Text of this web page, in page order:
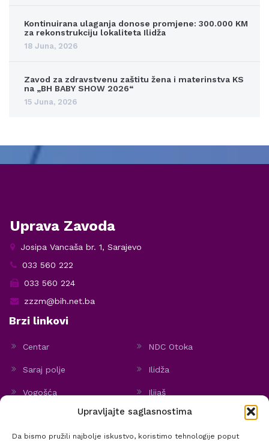
Upravljajte saglasnostima
Da bismo pružili najbolje iskustvo, koristimo tehnologije poput
Kontinuirana ulaganja donose promjene: 300.000 KM
za rekonstrukciju lokaliteta Ilidža
18 Juna, 2026
Zavod za zdravstvenu zaštitu žena i materinstva KS
na „BH BABY SHOW 2026“
15 Juna, 2026
Uprava Zavoda
Josipa Vancaša br. 1, Sarajevo
033 560 222
033 560 224
zzzm@bih.net.ba
Brzi linkovi
Centar NDC Otoka
Saraj polje Ilidža
Vogošća Ilijaš
Stari Grad
Politika kolačića